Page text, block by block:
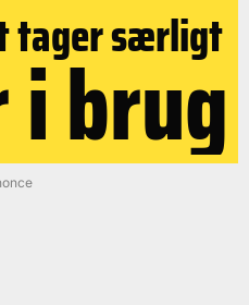
tager særligt
brug